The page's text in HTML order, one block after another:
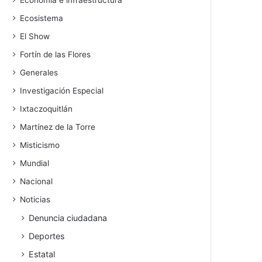
Ecosistema
El Show
Fortín de las Flores
Generales
Investigación Especial
Ixtaczoquitlán
Martínez de la Torre
Misticismo
Mundial
Nacional
Noticias
Denuncia ciudadana
Deportes
Estatal